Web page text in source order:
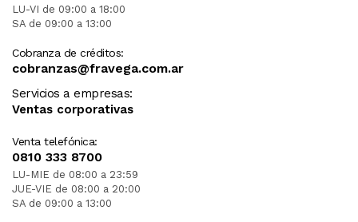
LU-VI de 09:00 a 18:00
SA de 09:00 a 13:00
Cobranza de créditos:
cobranzas@fravega.com.ar
Servicios a empresas:
Ventas corporativas
Venta telefónica:
0810 333 8700
LU-MIE de 08:00 a 23:59
JUE-VIE de 08:00 a 20:00
SA de 09:00 a 13:00